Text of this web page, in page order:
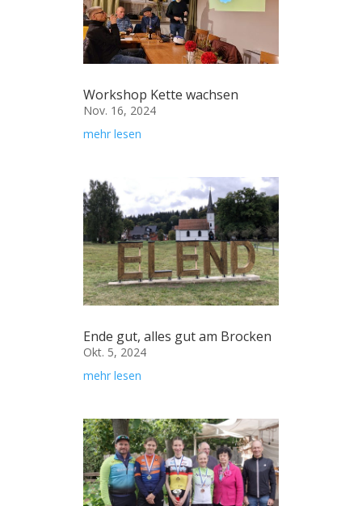
Workshop Kette wachsen
Nov. 16, 2024
mehr lesen
Ende gut, alles gut am Brocken
Okt. 5, 2024
mehr lesen